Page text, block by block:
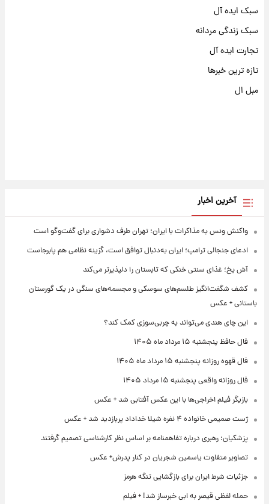
سبک ایده آل
سبک زندگی مردانه
تجارت ایده آل
تازه ترین خبرها
مبل ال
آخرین اخبار
واکنش ونس به مذاکرات با ایران؛ تهران طرف دشواری برای گفت‌وگو است
ادعای جنجالی ترامپ؛ ایران به‌دنبال توافق است، گزینه نظامی هم پابرجاست
آش یخ؛ غذای سنتی خنکی که تابستان را دلپذیرتر می‌کند
کشف شگفت‌انگیز طلسم‌های سوسکی و مجسمه‌های سنگی در یک گورستان
باستانی + عکس
این چای هندی می‌تواند به چربی‌سوزی کمک کند؟
فال حافظ پنجشنبه ۱۵ مرداد ماه ۱۴۰۵
فال قهوه روزانه پنجشنبه ۱۵ مرداد ماه ۱۴۰۵
فال روزانه واقعی پنجشنبه ۱۵ مرداد ۱۴۰۵
بازیگر فیلم اخراجی‌ها با این عکس آفتابی شد + عکس
ژست صمیمی خانواده ۴ نفره شیلا خداداد پربازدید شد + عکس
پزشکیان: رهبری درباره تفاهمنامه بر اساس نظر کارشناسی تصمیم گرفتند
تصاویر متفاوت یاسمین شجریان در کنار پدرش+ عکس
جزئیات شرط ایران برای بازگشایی تنگه هرمز
حمله لفظی قیصر به ابی خبرساز شد! + فیلم